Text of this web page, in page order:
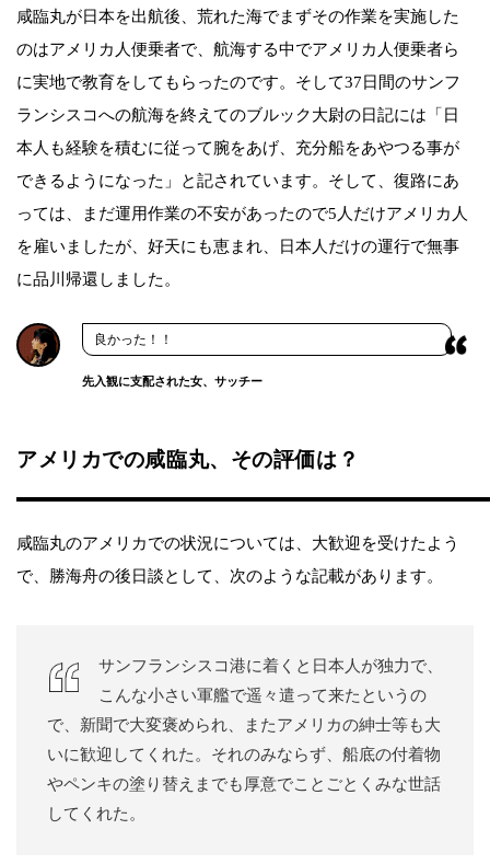
咸臨丸が日本を出航後、荒れた海でまずその作業を実施した
のはアメリカ人便乗者で、航海する中でアメリカ人便乗者ら
に実地で教育をしてもらったのです。そして37日間のサンフ
ランシスコへの航海を終えてのブルック大尉の日記には「日
本人も経験を積むに従って腕をあげ、充分船をあやつる事が
できるようになった」と記されています。そして、復路にあ
っては、まだ運用作業の不安があったので5人だけアメリカ人
を雇いましたが、好天にも恵まれ、日本人だけの運行で無事
に品川帰還しました。
良かった！！
先入観に支配された女、サッチー
アメリカでの咸臨丸、その評価は？
咸臨丸のアメリカでの状況については、大歓迎を受けたよう
で、勝海舟の後日談として、次のような記載があります。
サンフランシスコ港に着くと日本人が独力で、
こんな小さい軍艦で遥々遣って来たというの
で、新聞で大変褒められ、またアメリカの紳士等も大
いに歓迎してくれた。それのみならず、船底の付着物
やペンキの塗り替えまでも厚意でことごとくみな世話
してくれた。